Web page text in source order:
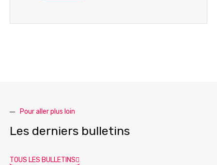
Pour aller plus loin
Les derniers bulletins
TOUS LES BULLETINS